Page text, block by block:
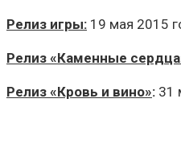
Релиз игры: 19 мая 2015
Релиз «Каменные
Релиз «Кровь и вино»: 31